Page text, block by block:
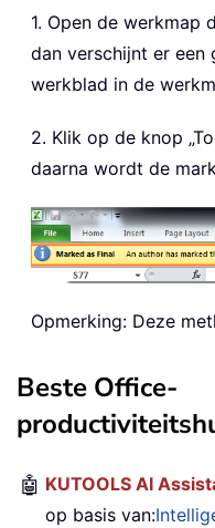
1. Open de werkmap
dan verschijnt er een
werkblad in de
2. Klik op de knop
daarna wordt de
Opmerking: Deze
Beste Office-
🤖 KUTOOLS AI
op basis van: